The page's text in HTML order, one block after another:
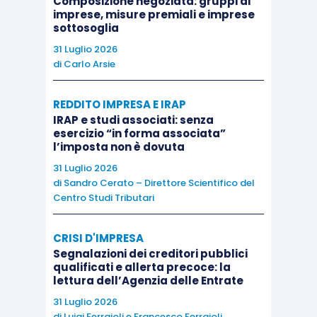
sharing economye dallagig economy.
Le soluzioni, indicate, peraltro si fondano su un
presupposto comune rappresentato dalla
necessità che le stesse siano adeguate rispetto
alle caratteristiche dello specifico mercato di
riferimento.
Inoltre, le soluzioni delineate dall’Ocse mettono
informazionialleautorità fiscali nazionali
nonché nel contribuire aimeccanismi di
riscossione dell’Iva e delle imposte su beni e
servizi in relazione alle attività economiche che
imprese, misure premiali e imprese
sottosoglia
31 Luglio 2026
di Carlo Arsie
REDDITO IMPRESA E IRAP
IRAP e studi associati: senza
esercizio “in forma associata”
l’imposta non è dovuta
31 Luglio 2026
di Sandro Cerato – Direttore Scientifico del
Centro Studi Tributari
CRISI D'IMPRESA
Segnalazioni dei creditori pubblici
qualificati e allerta precoce: la
lettura dell’Agenzia delle Entrate
31 Luglio 2026